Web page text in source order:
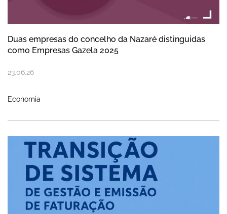
Duas empresas do concelho da Nazaré distinguidas
como Empresas Gazela 2025
23.06.26
Economia
Serviços Municipalizados da Nazaré